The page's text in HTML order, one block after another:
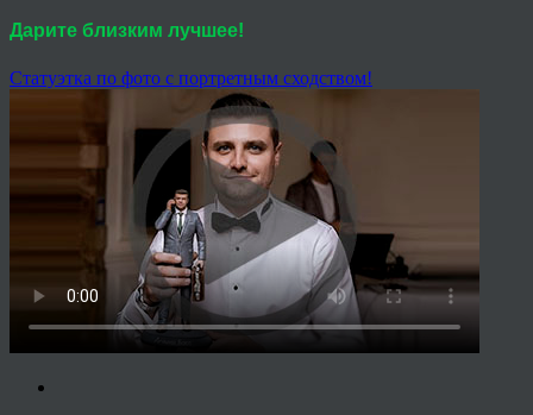
Дарите близким лучшее!
Статуэтка по фото с портретным сходством!